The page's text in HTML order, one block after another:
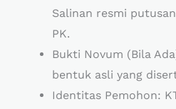
Salinan resmi
PK.
Bukti Novum (Bila
bentuk asli yang
Identitas Pemohon: